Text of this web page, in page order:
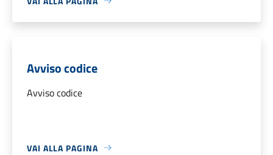
Avviso codice
Avviso codice
VAI ALLA PAGINA